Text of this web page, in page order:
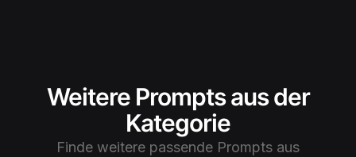
Weitere Prompts aus der
Kategorie
Finde weitere passende Prompts aus